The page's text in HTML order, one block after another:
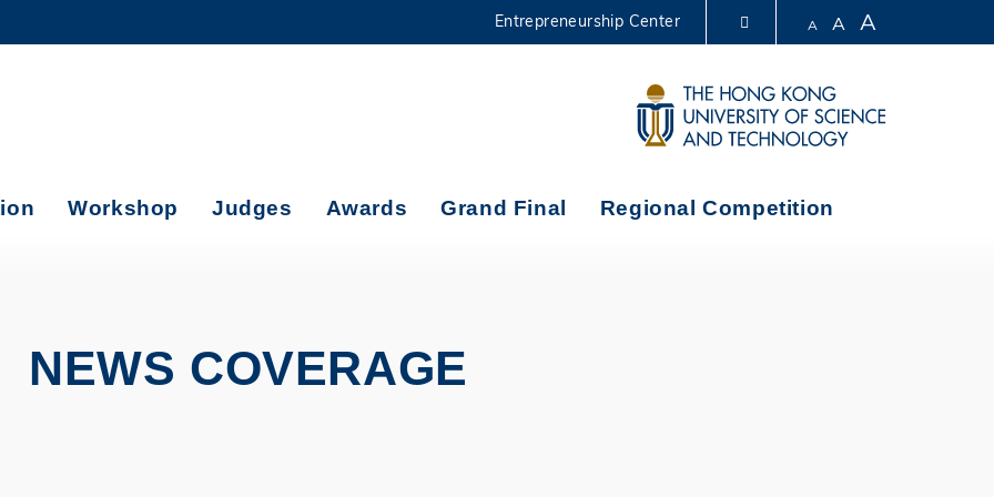
MORE ABOUT HKUST
LIBRARY
ABOUT HKUST
Entrepreneurship Center A A A
Workshop Judges Awards Grand Final
Regional Competition
NEWS COVERAGE